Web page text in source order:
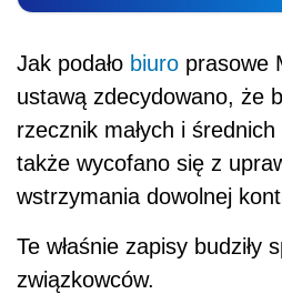
Jak podało biuro prasowe
ustawą zdecydowano, że
rzecznik małych i
także wycofano się z
wstrzymania dowolnej
Te właśnie zapisy budziły
związkowców.